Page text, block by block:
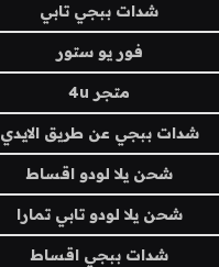
شدات ببجي تابي
فور يو ستور
متجر 4u
شدات ببجي عن طريق الايدي
شحن يلا لودو اقساط
شحن يلا لودو تابي تمارا
شدات ببجي اقساط